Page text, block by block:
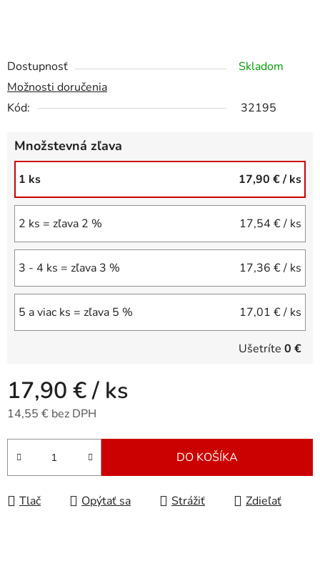
Dostupnosť
Skladom
Možnosti doručenia
Kód:
32195
Množstevná zľava
1 ks 17,90 €/ ks
2 ks = zľava 2 % 17,54 €/ ks
3 - 4 ks = zľava 3 % 17,36 €/ ks
5 a viac ks = zľava 5 % 17,01 €/ ks
Ušetríte 0 €
17,90 €/ ks
14,55 € bez DPH
Jednotková cena:
DO KOŠÍKA
Tlač Opýtať sa Strážiť Zdieľať